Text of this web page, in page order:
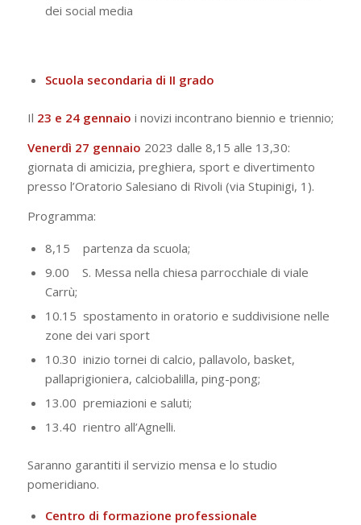
dei social media
Scuola secondaria di II grado
Il 23 e 24 gennaio i novizi incontrano biennio e triennio;
Venerdì 27 gennaio 2023 dalle 8,15 alle 13,30:
giornata di amicizia, preghiera, sport e divertimento
presso l’Oratorio Salesiano di Rivoli (via Stupinigi, 1).
Programma:
8,15 partenza da scuola;
9.00 S. Messa nella chiesa parrocchiale di viale
Carrù;
10.15 spostamento in oratorio e suddivisione nelle
zone dei vari sport
10.30 inizio tornei di calcio, pallavolo, basket,
pallaprigioniera, calciobalilla, ping-pong;
13.00 premiazioni e saluti;
13.40 rientro all’Agnelli.
Saranno garantiti il servizio mensa e lo studio
pomeridiano.
Centro di formazione professionale